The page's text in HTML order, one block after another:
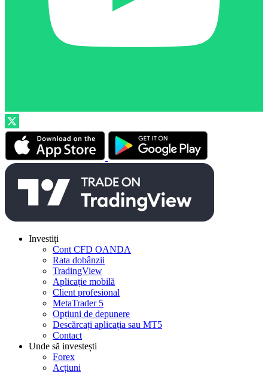
Investiți
Cont CFD OANDA
Rata dobânzii
TradingView
Aplicație mobilă
Client profesional
MetaTrader 5
Opțiuni de depunere
Descărcați aplicația sau MT5
Contact
Unde să investești
Forex
Acțiuni